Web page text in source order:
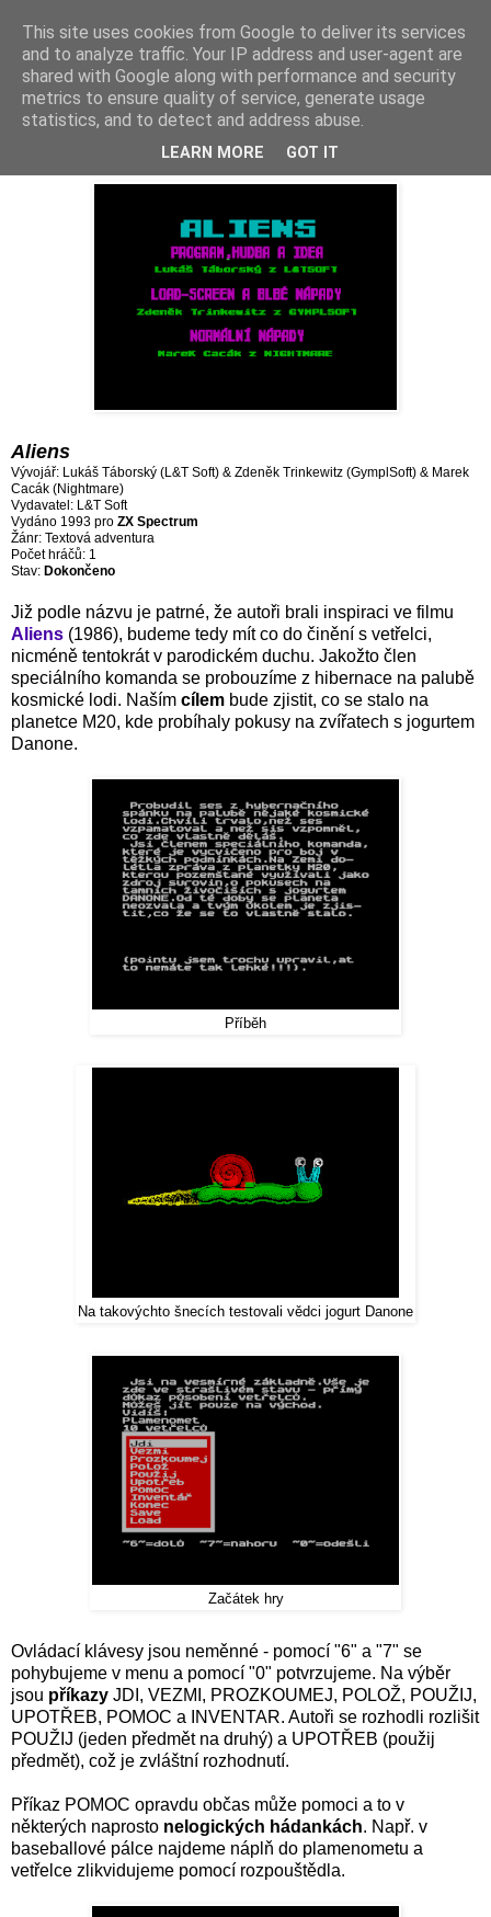
neděle 8. ledna 2023
Hra 770: Aliens (1993)
Aliens
Vývojář: Lukáš Táborský (L&T Soft) & Zdeněk Trinkewitz (GymplSoft) & Marek
Cacák (Nightmare)
Vydavatel: L&T Soft
Vydáno 1993 pro ZX Spectrum
Žánr: Textová adventura
Počet hráčů: 1
Stav: Dokončeno
Již podle názvu je patrné, že autoři brali inspiraci ve filmu
Aliens (1986), budeme tedy mít co do činění s vetřelci,
nicméně tentokrát v parodickém duchu. Jakožto člen
speciálního komanda se probouzíme z hibernace na palubě
kosmické lodi. Naším cílem bude zjistit, co se stalo na
planetce M20, kde probíhaly pokusy na zvířatech s jogurtem
Danone.
Příběh
Na takovýchto šnecích testovali vědci jogurt Danone
Začátek hry
Ovládací klávesy jsou neměnné - pomocí "6" a "7" se
pohybujeme v menu a pomocí "0" potvrzujeme. Na výběr
jsou příkazy JDI, VEZMI, PROZKOUMEJ, POLOŽ, POUŽIJ,
UPOTŘEB, POMOC a INVENTAR. Autoři se rozhodli rozlišit
POUŽIJ (jeden předmět na druhý) a UPOTŘEB (použij
předmět), což je zvláštní rozhodnutí.
Příkaz POMOC opravdu občas může pomoci a to v
některých naprosto nelogických hádankách. Např. v
baseballové pálce najdeme náplň do plamenometu a
vetřelce zlikvidujeme pomocí rozpouštědla.
This site uses cookies from Google to deliver its services
and to analyze traffic. Your IP address and user-agent are
shared with Google along with performance and security
metrics to ensure quality of service, generate usage
statistics, and to detect and address abuse.
LEARN MORE GOT IT